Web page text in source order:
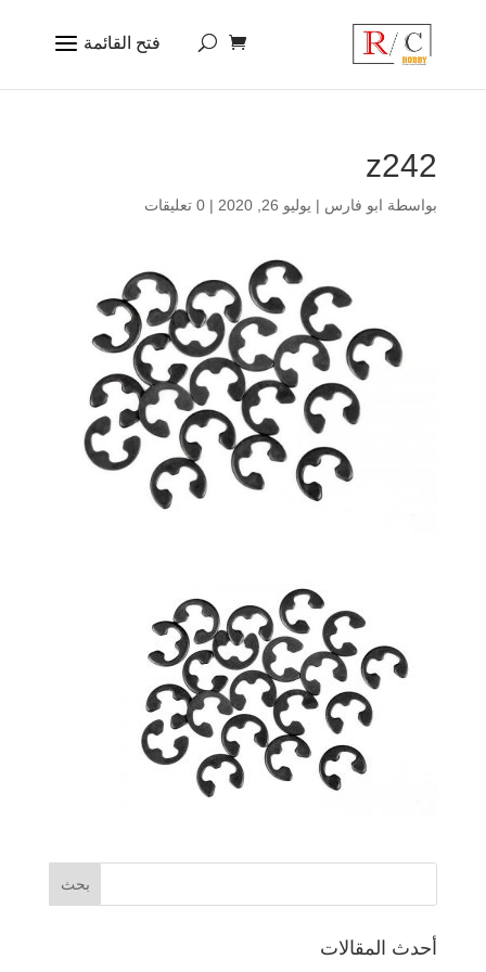
z242
بواسطة ابو فارس | يوليو 26, 2020 | 0 تعليقات
أحدث المقالات